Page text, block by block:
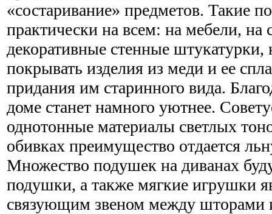
«состаривание» предметов. Такие
практически на всем: на мебели, на
декоративные стенные
покрывать изделия из меди и ее
придания им старинного вида.
доме станет намного уютнее.
однотонные материалы светлых
обивках преимущество отдается
Множество подушек на диванах
подушки, а также мягкие игрушки
связующим звеном между шторами